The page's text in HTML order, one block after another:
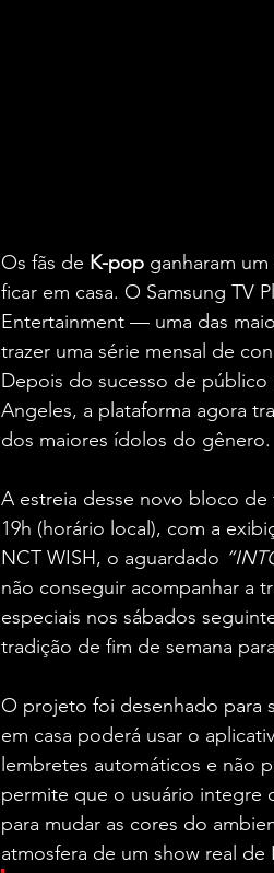
Os fãs de K-pop ganharam
ficar em casa. O Samsung TV
Entertainment — uma das
trazer uma série mensal de
Depois do sucesso de público
Angeles, a plataforma agora
dos maiores ídolos do gênero.
A estreia desse novo bloco de
19h (horário local), com a
NCT WISH, o aguardado
não conseguir acompanhar a
especiais nos sábados
tradição de fim de semana
O projeto foi desenhado para
em casa poderá usar o
lembretes automáticos e não
permite que o usuário integre
para mudar as cores do
atmosfera de um show real de